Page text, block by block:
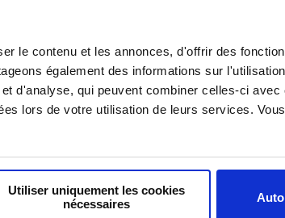
le contenu et les annonces, d'offrir des
également des informations sur
d'analyse, qui peuvent combiner celles-ci
lors de votre utilisation de leurs services.
Utiliser uniquement les cookies
nécessaires